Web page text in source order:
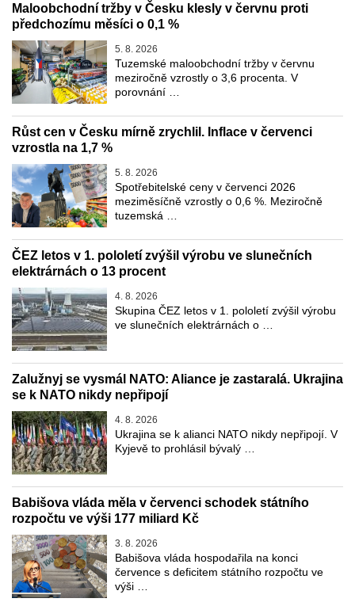
Maloobchodní tržby v Česku klesly v červnu proti
předchozímu měsíci o 0,1 %
5. 8. 2026
Tuzemské maloobchodní tržby v červnu
meziročně vzrostly o 3,6 procenta. V
porovnání …
Růst cen v Česku mírně zrychlil. Inflace v červenci
vzrostla na 1,7 %
5. 8. 2026
Spotřebitelské ceny v červenci 2026
meziměsíčně vzrostly o 0,6 %. Meziročně
tuzemská …
ČEZ letos v 1. pololetí zvýšil výrobu ve slunečních
elektrárnách o 13 procent
4. 8. 2026
Skupina ČEZ letos v 1. pololetí zvýšil výrobu
ve slunečních elektrárnách o …
Zalužnyj se vysmál NATO: Aliance je zastaralá. Ukrajina
se k NATO nikdy nepřipojí
4. 8. 2026
Ukrajina se k alianci NATO nikdy nepřipojí. V
Kyjevě to prohlásil bývalý …
Babišova vláda měla v červenci schodek státního
rozpočtu ve výši 177 miliard Kč
3. 8. 2026
Babišova vláda hospodařila na konci
července s deficitem státního rozpočtu ve
výši …